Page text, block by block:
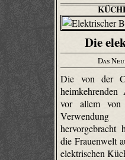
Die
Das
Die von der
heimkehrenden
vor allem
hervorgebracht
die Frauenwelt
elektrischen